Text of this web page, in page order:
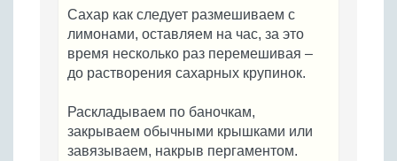
Сахар как следует размешиваем с
лимонами, оставляем на час, за это
время несколько раз перемешивая –
до растворения сахарных крупинок.
Раскладываем по баночкам,
закрываем обычными крышками или
завязываем, накрыв пергаментом.